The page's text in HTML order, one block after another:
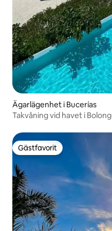
Ägarlägenhet i Bucerías
Takvåning vid havet i
Gästfavorit
Gästfavorit